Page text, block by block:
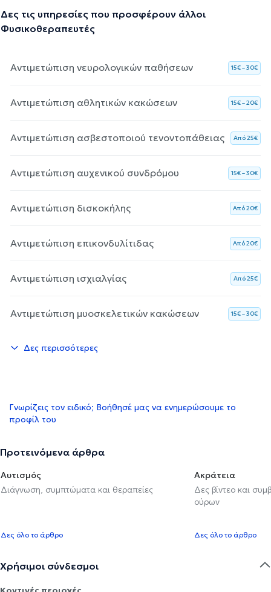
Δες τις υπηρεσίες που προσφέρουν άλλοι
Φυσικοθεραπευτές
Αντιμετώπιση νευρολογικών παθήσεων 15€ – 30€
Αντιμετώπιση αθλητικών κακώσεων 15€ – 20€
Αντιμετώπιση ασβεστοποιού τενοντοπάθειας Aπό 25€
Αντιμετώπιση αυχενικού συνδρόμου 15€ – 30€
Αντιμετώπιση δισκοκήλης Aπό 20€
Αντιμετώπιση επικονδυλίτιδας Aπό 20€
Αντιμετώπιση ισχιαλγίας Aπό 25€
Αντιμετώπιση μυοσκελετικών κακώσεων 15€ – 30€
Δες περισσότερες
Γνωρίζεις τον ειδικό; Βοήθησέ μας να ενημερώσουμε το
προφίλ του
Προτεινόμενα άρθρα
Αυτισμός
Διάγνωση, συμπτώματα και θεραπείες
Δες όλο το άρθρο
Ακράτεια
Δες βίντεο και
ούρων
Δες όλο το άρθρο
Χρήσιμοι σύνδεσμοι